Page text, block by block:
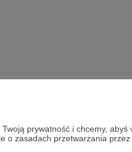
Twoją prywatność i chcemy,
o zasadach przetwarzania